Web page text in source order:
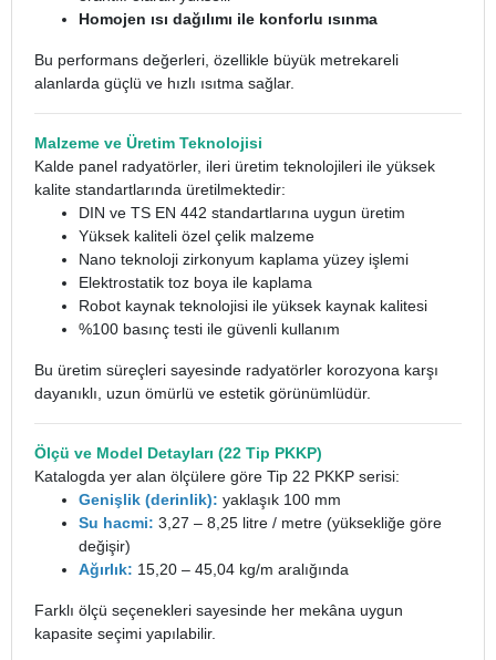
Homojen ısı dağılımı ile konforlu ısınma
Bu performans değerleri, özellikle büyük metrekareli
alanlarda güçlü ve hızlı ısıtma sağlar.
Malzeme ve Üretim Teknolojisi
Kalde panel radyatörler, ileri üretim teknolojileri ile yüksek
kalite standartlarında üretilmektedir:
DIN ve TS EN 442 standartlarına uygun üretim
Yüksek kaliteli özel çelik malzeme
Nano teknoloji zirkonyum kaplama yüzey işlemi
Elektrostatik toz boya ile kaplama
Robot kaynak teknolojisi ile yüksek kaynak kalitesi
%100 basınç testi ile güvenli kullanım
Bu üretim süreçleri sayesinde radyatörler korozyona karşı
dayanıklı, uzun ömürlü ve estetik görünümlüdür.
Ölçü ve Model Detayları (22 Tip PKKP)
Katalogda yer alan ölçülere göre Tip 22 PKKP serisi:
Genişlik (derinlik): yaklaşık 100 mm
Su hacmi: 3,27 – 8,25 litre / metre (yüksekliğe göre
değişir)
Ağırlık: 15,20 – 45,04 kg/m aralığında
Farklı ölçü seçenekleri sayesinde her mekâna uygun
kapasite seçimi yapılabilir.